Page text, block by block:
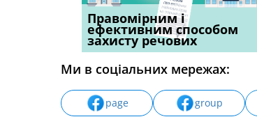
Правомірним і
ефективним способом
захисту речових
Водії можуть отримати
компенсацію за
незаконні дії
Ми в соціальних мережах:
page group